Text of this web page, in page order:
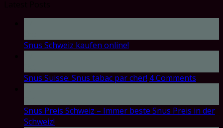
Snus Schweiz kaufen online!
Snus Suisse: Snus tabac par cher! 4Comments
Snus Preis Schweiz – Immer beste Snus Preis in der
Schweiz!